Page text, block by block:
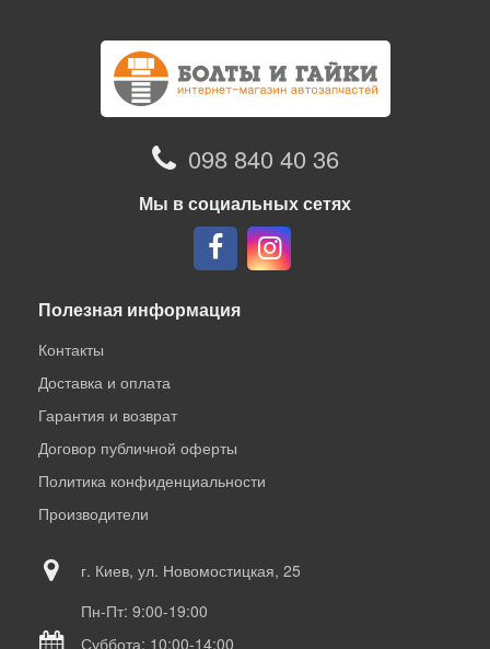
098 840 40 36
Мы в социальных сетях
Полезная информация
Контакты
Доставка и оплата
Гарантия и возврат
Договор публичной оферты
Политика конфиденциальности
Производители
г. Киев, ул. Новомостицкая, 25
Пн-Пт: 9:00-19:00
Суббота: 10:00-14:00